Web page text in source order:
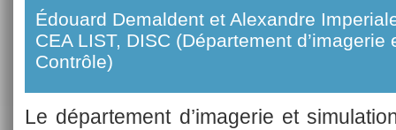
Édouard Demaldent et Alexandre
CEA LIST, DISC (Département
Contrôle)
Le département d’imagerie et